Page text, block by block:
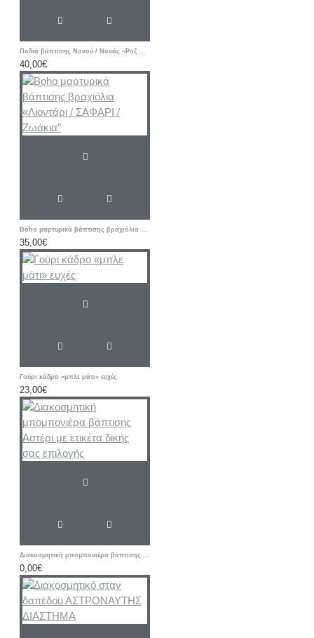
Ποδιά βάπτισης Νονού / Νονάς «Ροζ Πεταλούδα - Λουλούδι»
40,00€
Boho μαρτυρικά βάπτισης βραχιόλια «Λιοντάρι / ΣΑΦΑΡΙ / Ζωάκια”
35,00€
Γούρι κάδρο «μπλε μάτι» ευχές
23,00€
Διακοσμητική μπομπονιέρα βάπτισης Αστέρι με ετικέτα δικής σας επιλογής
0,00€